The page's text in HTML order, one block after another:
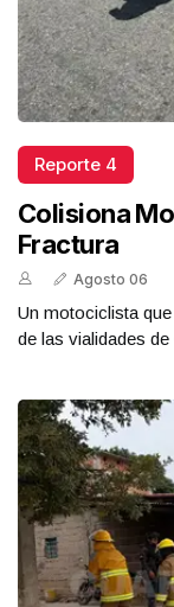
Reporte 4
Colisiona
Fractura
Agosto 06
Un motociclista
de las vialidades